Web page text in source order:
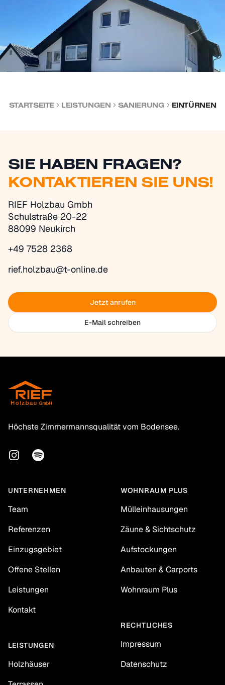
STARTSEITE LEISTUNGEN SANIERUNG EINTÜRNEN
SIE HABEN FRAGEN?
KONTAKTIEREN SIE UNS!
RIEF Holzbau Gmbh
Schulstraße 20-22
88099 Neukirch
+49 7528 2368
rief.holzbau@t-online.de
Jetzt anrufen
E-Mail schreiben
Höchste Zimmermannsqualität vom Bodensee.
Instagram
Spotify
UNTERNEHMEN
Team
Referenzen
Einzugsgebiet
Offene Stellen
Leistungen
Kontakt
LEISTUNGEN
Holzhäuser
WOHNRAUM PLUS
Mülleinhausungen
Zäune & Sichtschutz
Aufstockungen
Anbauten & Carports
Wohnraum Plus
RECHTLICHES
Impressum
Datenschutz